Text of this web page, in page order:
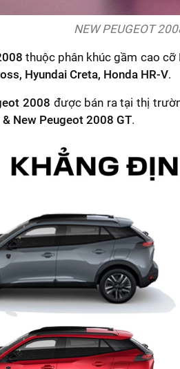
NEW PEUGEOT
thuộc phân khúc gầm cao cỡ
Hyundai Creta, Honda HR-V.
2008 được bán ra tại thị
New Peugeot 2008 GT.